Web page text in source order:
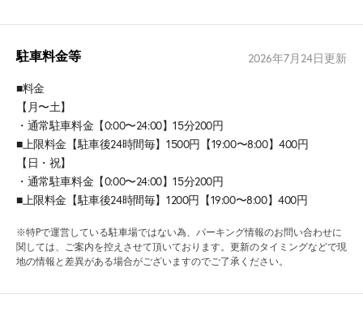
駐車料金等 2026年7月24日更新
■料金
【月〜土】
・通常駐車料金【0:00〜24:00】15分200円
■上限料金【駐車後24時間毎】1500円【19:00〜8:00】400円
【日・祝】
・通常駐車料金【0:00〜24:00】15分200円
■上限料金【駐車後24時間毎】1200円【19:00〜8:00】400円
※特Pで運営している駐車場ではない為、パーキング情報のお問い合わせに
関しては、ご案内を控えさせて頂いております。更新のタイミングなどで現
地の情報と差異がある場合がございますのでご了承ください。